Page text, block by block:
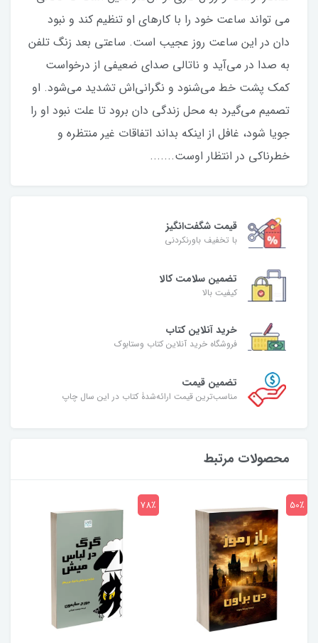
می تواند ساعت خود را با کارهای او تنظیم کند و نبود
دان در این ساعت روز عجیب است. ساعتی بعد زنگ تلفن
به صدا در می‌آید و ناتالی صدای ضعیفی از درخواست
کمک پشت خط می‌شنود و نگرانی‌اش تشدید می‌شود. او
تصمیم می‌گیرد به محل زندگی دان برود تا علت نبود او را
جویا شود، غافل از اینکه بداند اتفاقات غیر منتظره و
خطرناکی در انتظار اوست.......
قیمت شگفت‌انگیز
با تخفیف باورنکردنی
تضمین سلامت کالا
کیفیت بالا
خرید آنلاین کتاب
فروشگاه خرید آنلاین کتاب وستابوک
تضمین قیمت
مناسب‌ترین قیمت ارائه‌شدۀ کتاب در این سال چاپ
محصولات مرتبط
50٪ 78٪